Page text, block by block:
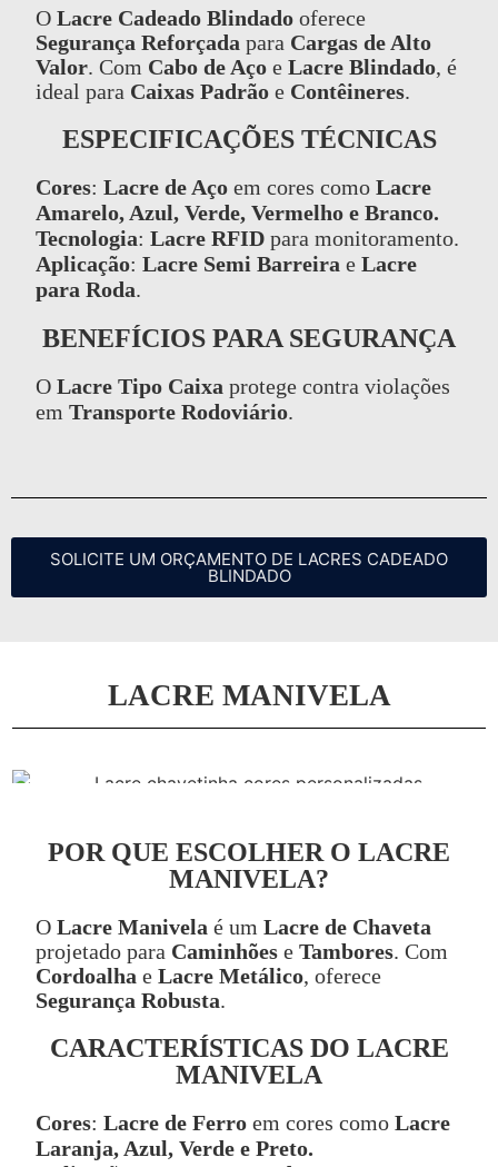
O Lacre Cadeado Blindado oferece
Segurança Reforçada para Cargas de Alto
Valor. Com Cabo de Aço e Lacre Blindado, é
ideal para Caixas Padrão e Contêineres.
ESPECIFICAÇÕES TÉCNICAS
Cores: Lacre de Aço em cores como Lacre
Amarelo, Azul, Verde, Vermelho e Branco.
Tecnologia: Lacre RFID para monitoramento.
Aplicação: Lacre Semi Barreira e Lacre
para Roda.
BENEFÍCIOS PARA SEGURANÇA
O Lacre Tipo Caixa protege contra violações
em Transporte Rodoviário.
SOLICITE UM ORÇAMENTO DE LACRES CADEADO
BLINDADO
LACRE MANIVELA
POR QUE ESCOLHER O LACRE
MANIVELA?
O Lacre Manivela é um Lacre de Chaveta
projetado para Caminhões e Tambores. Com
Cordoalha e Lacre Metálico, oferece
Segurança Robusta.
CARACTERÍSTICAS DO LACRE
MANIVELA
Cores: Lacre de Ferro em cores como Lacre
Laranja, Azul, Verde e Preto.